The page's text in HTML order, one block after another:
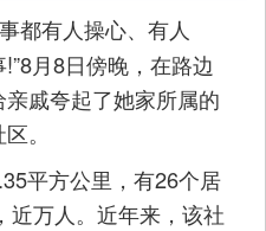
都有人操心、有人
月8日傍晚，在路边
戚夸起了她家所属的
。
平方公里，有26个居
近万人。近年来，该社